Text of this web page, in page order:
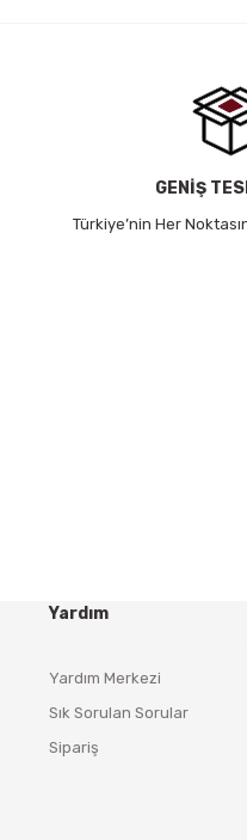
GENİŞ
Türkiye’nin Her
Yardım
Yardım Merkezi
Sık Sorulan Sorular
Sipariş